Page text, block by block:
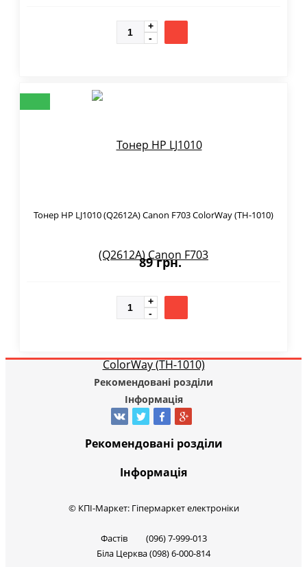
Тонер HP LJ1010 (Q2612A) Canon F703 ColorWay (TH-1010)
89 грн.
Рекомендовані розділи
Інформація
Рекомендовані розділи
Інформація
© КПІ-Маркет: Гіпермаркет електроніки
Фастів (096) 7-999-013
Біла Церква (098) 6-000-814